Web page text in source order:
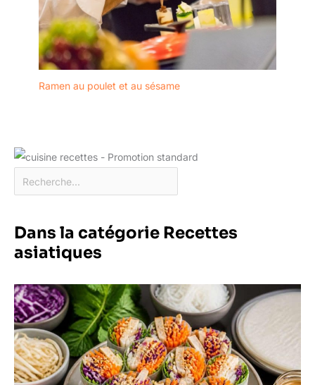
voyage.
Ramen au poulet et au sésame
Dans la catégorie Recettes
asiatiques